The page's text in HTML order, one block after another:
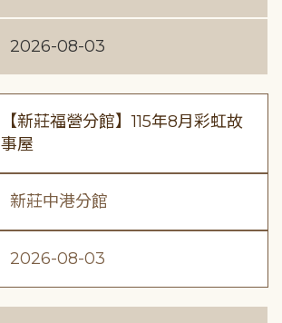
2026-08-03
【新莊福營分館】115年8月彩虹故
事屋
新莊中港分館
2026-08-03